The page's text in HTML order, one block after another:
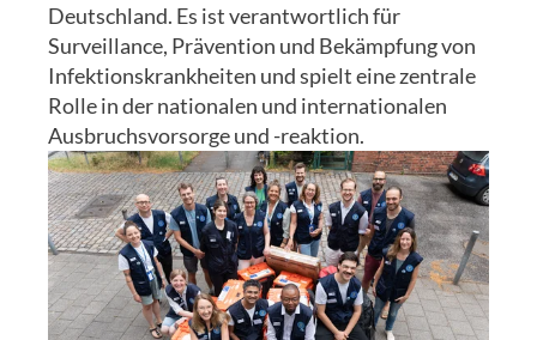
Deutschland. Es ist verantwortlich für
Surveillance, Prävention und Bekämpfung von
Infektionskrankheiten und spielt eine zentrale
Rolle in der nationalen und internationalen
Ausbruchsvorsorge und -reaktion.